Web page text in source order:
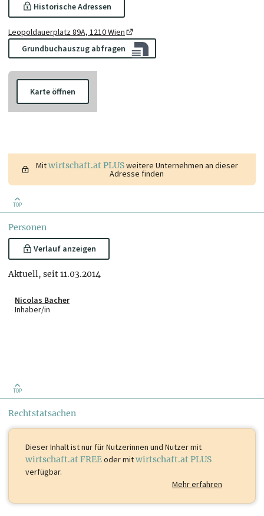
Historische Adressen
Leopoldauerplatz 89A, 1210 Wien
Grundbuchauszug abfragen
Karte öffnen
Mitwirtschaft.at PLUSweitere Unternehmen an dieser
Adresse finden
TOP
Personen
Verlauf anzeigen
Aktuell, seit 11.03.2014
Nicolas Bacher
Inhaber/in
TOP
Rechtstatsachen
Dieser Inhalt istnur für Nutzerinnen und Nutzer mit
wirtschaft.at FREEoder mitwirtschaft.at PLUS
verfügbar.
Mehr erfahren